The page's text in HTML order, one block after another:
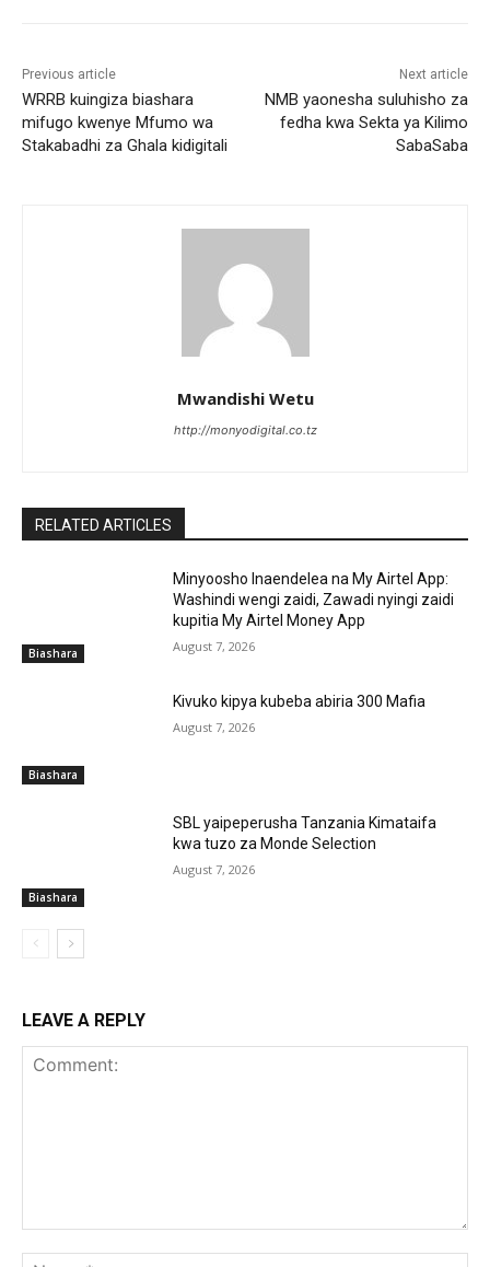
Previous article
WRRB kuingiza biashara
mifugo kwenye Mfumo wa
Stakabadhi za Ghala kidigitali
Next article
NMB yaonesha suluhisho za
fedha kwa Sekta ya Kilimo
SabaSaba
Mwandishi Wetu
http://monyodigital.co.tz
RELATED ARTICLES
Biashara
Minyoosho Inaendelea na My Airtel App:
Washindi wengi zaidi, Zawadi nyingi zaidi
kupitia My Airtel Money App
August 7, 2026
Biashara
Kivuko kipya kubeba abiria 300 Mafia
August 7, 2026
Biashara
SBL yaipeperusha Tanzania Kimataifa
kwa tuzo za Monde Selection
August 7, 2026
LEAVE A REPLY